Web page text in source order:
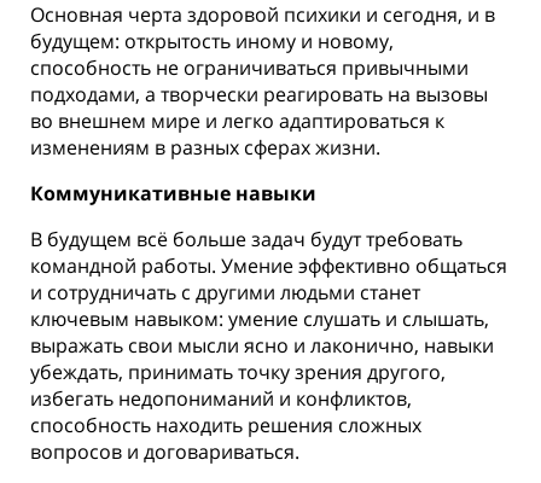
Основная черта здоровой психики и сегодня, и в
будущем: открытость иному и новому,
способность не ограничиваться привычными
подходами, а творчески реагировать на вызовы
во внешнем мире и легко адаптироваться к
изменениям в разных сферах жизни.
Коммуникативные навыки
В будущем всё больше задач будут требовать
командной работы. Умение эффективно общаться
и сотрудничать с другими людьми станет
ключевым навыком: умение слушать и слышать,
выражать свои мысли ясно и лаконично, навыки
убеждать, принимать точку зрения другого,
избегать недопониманий и конфликтов,
способность находить решения сложных
вопросов и договариваться.